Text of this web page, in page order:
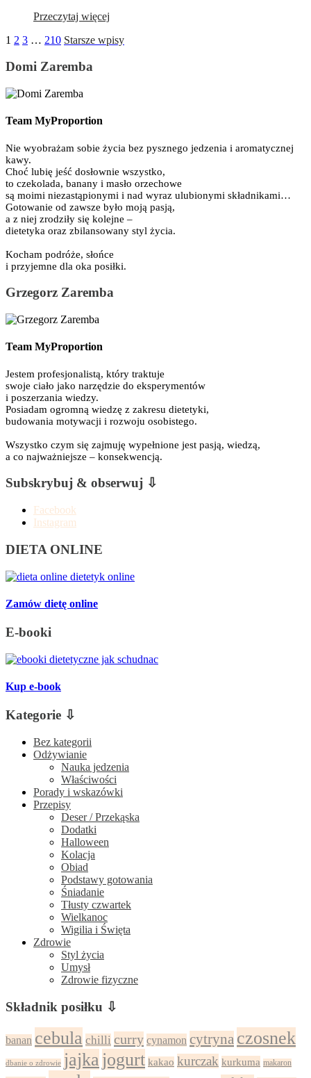
Przeczytaj więcej
1 2 3 … 210 Starsze wpisy
Domi Zaremba
Team MyProportion
Nie wyobrażam sobie życia bez pysznego jedzenia i aromatycznej
kawy.
Choć lubię jeść dosłownie wszystko,
to czekolada, banany i masło orzechowe
są moimi niezastąpionymi i nad wyraz ulubionymi składnikami…
Gotowanie od zawsze było moją pasją,
a z niej zrodziły się kolejne –
dietetyka oraz zbilansowany styl życia.
Kocham podróże, słońce
i przyjemne dla oka posiłki.
Grzegorz Zaremba
Team MyProportion
Jestem profesjonalistą, który traktuje
swoje ciało jako narzędzie do eksperymentów
i poszerzania wiedzy.
Posiadam ogromną wiedzę z zakresu dietetyki,
budowania motywacji i rozwoju osobistego.
Wszystko czym się zajmuję wypełnione jest pasją, wiedzą,
a co najważniejsze – konsekwencją.
Subskrybuj & obserwuj ⇩
Facebook
Instagram
DIETA ONLINE
Zamów dietę online
E-booki
Kup e-book
Kategorie ⇩
Bez kategorii
Odżywianie
Nauka jedzenia
Właściwości
Porady i wskazówki
Przepisy
Deser / Przekąska
Dodatki
Halloween
Kolacja
Obiad
Podstawy gotowania
Śniadanie
Tłusty czwartek
Wielkanoc
Wigilia i Święta
Zdrowie
Styl życia
Umysł
Zdrowie fizyczne
Składnik posiłku ⇩
banan cebula chilli curry cynamon cytryna czosnek
dbanie o zdrowie jajka jogurt kakao kurczak kurkuma makaron